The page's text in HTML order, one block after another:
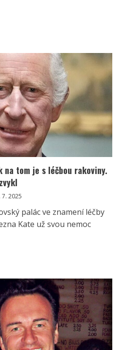
tom je s léčbou rakoviny.
7. 2025
palác ve znamení léčby
Kate už svou nemoc